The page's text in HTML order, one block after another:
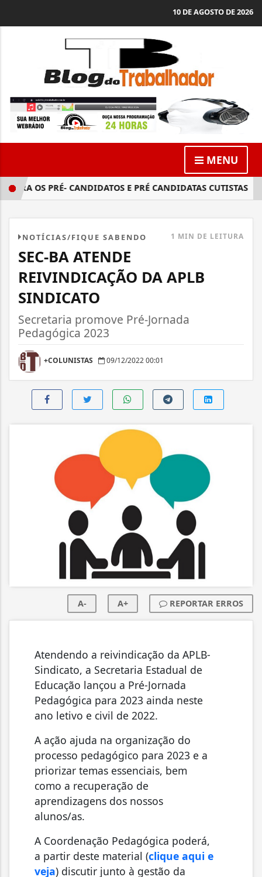
10 DE AGOSTO DE 2026
MENU
OS PRÉ- CANDIDATOS E PRÉ CANDIDATAS CUTISTAS
NOTÍCIAS/FIQUE SABENDO 1 MIN DE LEITURA
SEC-BA ATENDE
REIVINDICAÇÃO DA APLB
SINDICATO
Secretaria promove Pré-Jornada
Pedagógica 2023
+COLUNISTAS 09/12/2022 00:01
A- A+ REPORTAR ERROS
Atendendo a reivindicação da APLB-
Sindicato, a Secretaria Estadual de
Educação lançou a Pré-Jornada
Pedagógica para 2023 ainda neste
ano letivo e civil de 2022.
A ação ajuda na organização do
processo pedagógico para 2023 e a
priorizar temas essenciais, bem
como a recuperação de
aprendizagens dos nossos
alunos/as.
A Coordenação Pedagógica poderá,
a partir deste material (clique aqui e
veja) discutir junto à gestão da